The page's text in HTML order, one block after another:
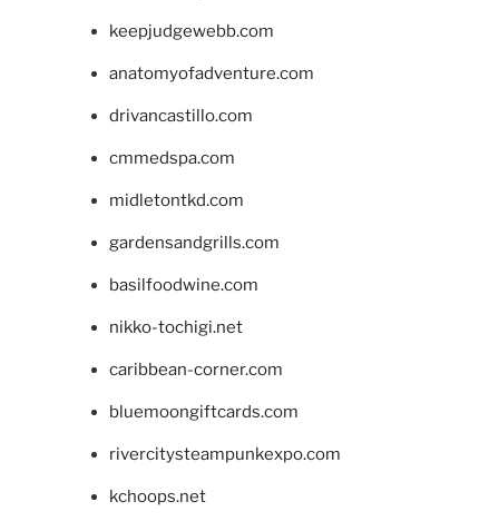
keepjudgewebb.com
anatomyofadventure.com
drivancastillo.com
cmmedspa.com
midletontkd.com
gardensandgrills.com
basilfoodwine.com
nikko-tochigi.net
caribbean-corner.com
bluemoongiftcards.com
rivercitysteampunkexpo.com
kchoops.net